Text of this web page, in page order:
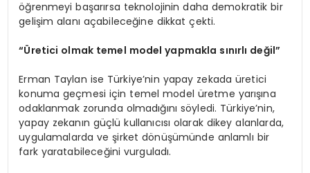
öğrenmeyi başarırsa teknolojinin daha demokratik bir
gelişim alanı açabileceğine dikkat çekti.
“Üretici olmak temel model yapmakla sınırlı değil”
Erman Taylan ise Türkiye’nin yapay zekada üretici
konuma geçmesi için temel model üretme yarışına
odaklanmak zorunda olmadığını söyledi. Türkiye’nin,
yapay zekanın güçlü kullanıcısı olarak dikey alanlarda,
uygulamalarda ve şirket dönüşümünde anlamlı bir
fark yaratabileceğini vurguladı.